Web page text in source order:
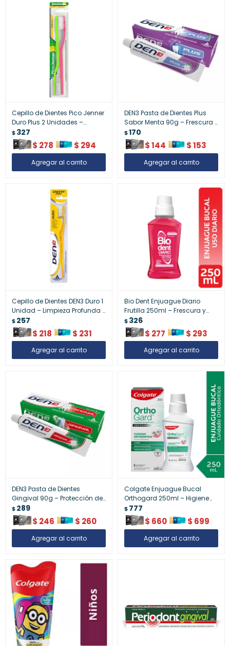
Cepillo de Dientes Pico Jenner
Duro Plus 2 Unidades –
Limpieza Profunda y Encías
Saludables
$327
$ 278 $ 294
DEN3 Pasta de Dientes Plus
Sabor Menta 90g – Frescura y
Cuidado Completo
$170
$144 $153
Cepillo de Dientes DEN3 Duro 1
Unidad – Limpieza Profunda y
Efectiva
$257
$ 218 $ 231
Bio Dent Enjuague Diario
Frutilla 250ml – Frescura y
Protección Diaria
$326
$ 277 $ 293
DEN3 Pasta de Dientes
Gingival 90g – Protección de
Encías y Salud Bucal
$289
$ 246 $ 260
Colgate Enjuague Bucal
Orthogard 250ml – Higiene
Bucal Completa
$777
$ 660 $ 699